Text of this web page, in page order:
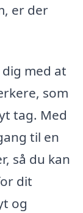
er der
med at
som
tag. Med
til en
så du kan
dit
og